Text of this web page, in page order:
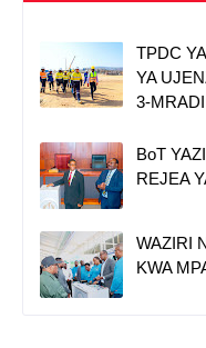
TPDC
YA
3-
BoT
REJEA
WAZIRI
KWA